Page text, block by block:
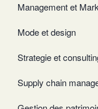
Management et
Mode et design
Strategie et
Supply chain